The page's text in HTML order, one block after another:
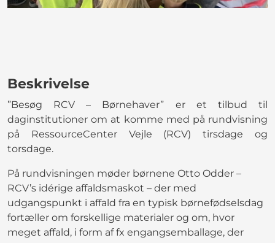
Beskrivelse
”Besøg RCV – Børnehaver” er et tilbud til
daginstitutioner om at komme med på rundvisning
på RessourceCenter Vejle (RCV) tirsdage og
torsdage.
På rundvisningen møder børnene Otto Odder –
RCV’s idérige affaldsmaskot – der med
udgangspunkt i affald fra en typisk børnefødselsdag
fortæller om forskellige materialer og om, hvor
meget affald, i form af fx engangsemballage, der